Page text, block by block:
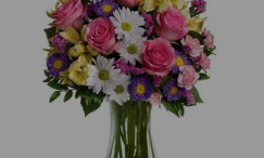
+Presentes com Flores
+Presentes por Ocasião
+Presentes para Família
+Presentes para Todos
+Tipo de Cesta
+Tipos de Buquês
+Tipos de Arranjos
+Tipos de Flores
+Por Cores
+Cidades do Sul
+Cidades do Sudeste
+Cidades do Norte
+Cidades do Nordeste